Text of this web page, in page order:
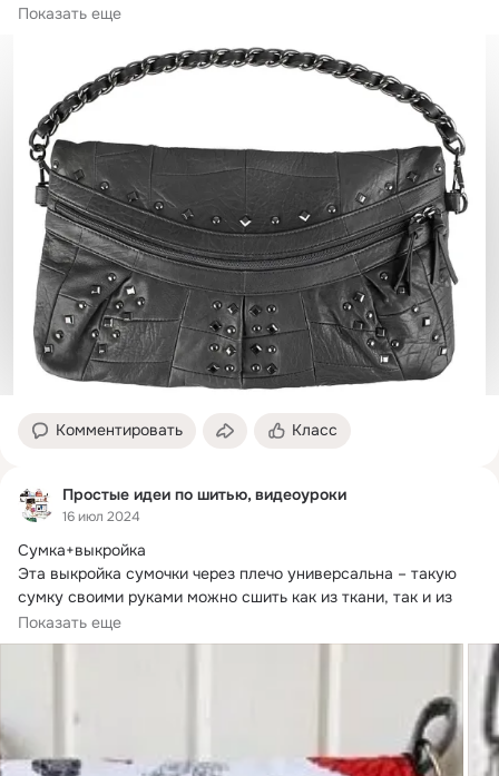
К тому...
Показать еще
Комментировать Класс
Простые идеи по шитью, видеоуроки
16 июл 2024
Сумка+выкройка
Эта выкройка сумочки через плечо универсальна – такую
сумку своими руками можно сшить как из ткани, так и из
кожи, и...
Показать еще